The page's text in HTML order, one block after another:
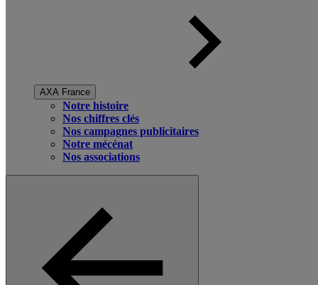
AXA France
Notre histoire
Nos chiffres clés
Nos campagnes publicitaires
Notre mécénat
Nos associations